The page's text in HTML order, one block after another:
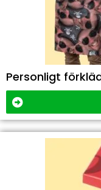
Personligt